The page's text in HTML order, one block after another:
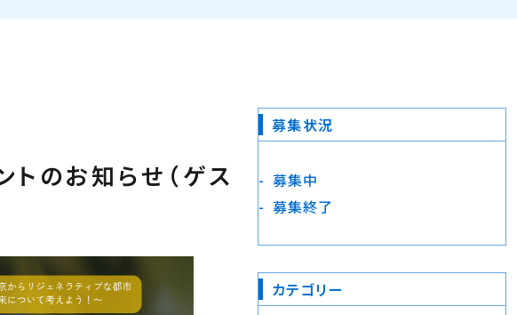
のお知らせ（ゲス
募集状況
募集中
募集終了
カテゴリー